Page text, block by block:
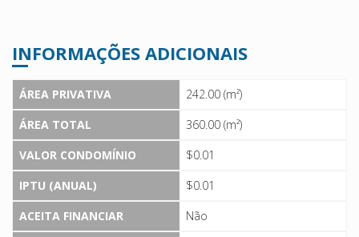
INFORMAÇÕES ADICIONAIS
ÁREA PRIVATIVA
242.00 (m²)
ÁREA TOTAL
360.00 (m²)
VALOR CONDOMÍNIO
$0.01
IPTU (ANUAL)
$0.01
ACEITA FINANCIAR
Não